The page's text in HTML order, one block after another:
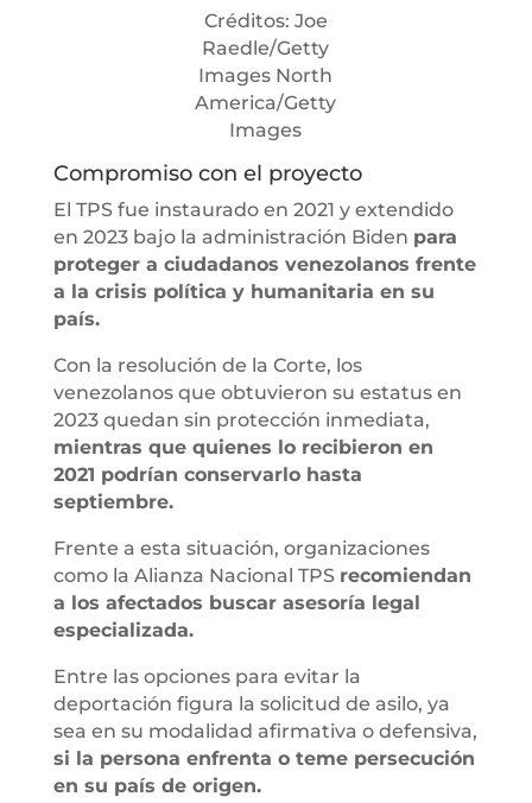
Créditos: Joe
Raedle/Getty
Images North
America/Getty
Images
Compromiso con el proyecto
El TPS fue instaurado en 2021 y extendido
en 2023 bajo la administración Biden para
proteger a ciudadanos venezolanos frente
a la crisis política y humanitaria en su
país.
Con la resolución de la Corte, los
venezolanos que obtuvieron su estatus en
2023 quedan sin protección inmediata,
mientras que quienes lo recibieron en
2021 podrían conservarlo hasta
septiembre.
Frente a esta situación, organizaciones
como la Alianza Nacional TPS recomiendan
a los afectados buscar asesoría legal
especializada.
Entre las opciones para evitar la
deportación figura la solicitud de asilo, ya
sea en su modalidad afirmativa o defensiva,
si la persona enfrenta o teme persecución
en su país de origen.